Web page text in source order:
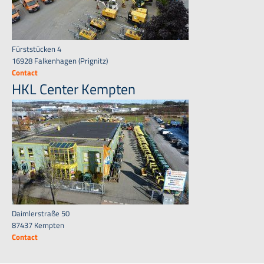
Fürststücken 4
16928 Falkenhagen (Prignitz)
Contact
HKL Center Kempten
Daimlerstraße 50
87437 Kempten
Contact